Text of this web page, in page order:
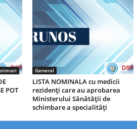
POT
General
LISTA NOMINALA cu medicii
rezidenţi care au aprobarea
Ministerului Sănătăţii de
schimbare a specialităţi